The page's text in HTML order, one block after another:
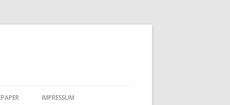
IMPRESSUM